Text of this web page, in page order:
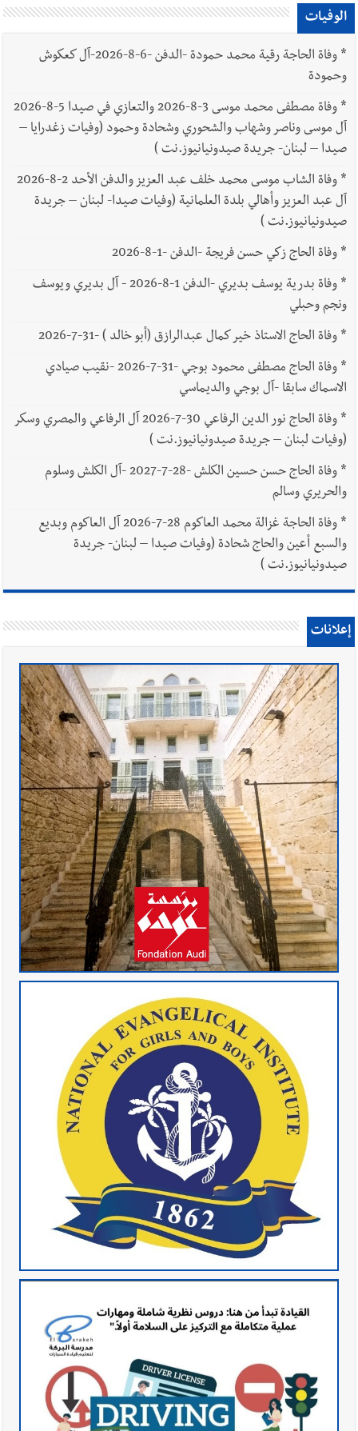
الوفيات
*
وفاة الحاجة رقية محمد حمودة -الدفن -6-8-2026-آل كعكوش
وحمودة
*
وفاة مصطفى محمد موسى 3-8-2026 والتعازي في صيدا 5-8-2026
آل موسى وناصر وشهاب والشحوري وشحادة وحمود (وفيات زغدرايا –
صيدا – لبنان- جريدة صيدونيانيوز.نت )
*
وفاة الشاب موسى محمد خلف عبد العزيز والدفن الأحد 2-8-2026
آل عبد العزيز وأهالي بلدة العلمانية (وفيات صيدا- لبنان – جريدة
صيدونيانيوز.نت )
*وفاة الحاج زكي حسن فريجة -الدفن -1-8-2026
*
وفاة بدرية يوسف بديري -الدفن 1-8-2026 - آل بديري ويوسف
ونجم وحبلي
*وفاة الحاج الاستاذ خير كمال عبدالرازق (أبو خالد ) -31-7-2026
*
وفاة الحاج مصطفى محمود بوجي -31-7-2026 -نقيب صيادي
الاسماك سابقا -آل بوجي والديماسي
*
وفاة الحاج نور الدين الرفاعي 30-7-2026 آل الرفاعي والمصري وسكر
(وفيات لبنان – جريدة صيدونيانيوز.نت )
*
وفاة الحاج حسن حسين الكلش -28-7-2027 -آل الكلش وسلوم
والحريري وسالم
*
وفاة الحاجة غزالة محمد العاكوم 28-7-2026 آل العاكوم وبديع
والسبع أعين والحاج شحادة (وفيات صيدا – لبنان- جريدة
صيدونيانيوز.نت )
إعلانات